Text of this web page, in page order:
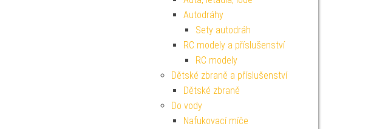
Autodráhy
Sety autodráh
RC modely a příslušenství
RC modely
Dětské zbraně a příslušenství
Dětské zbraně
Do vody
Nafukovací míče